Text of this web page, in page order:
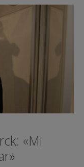
«Mi